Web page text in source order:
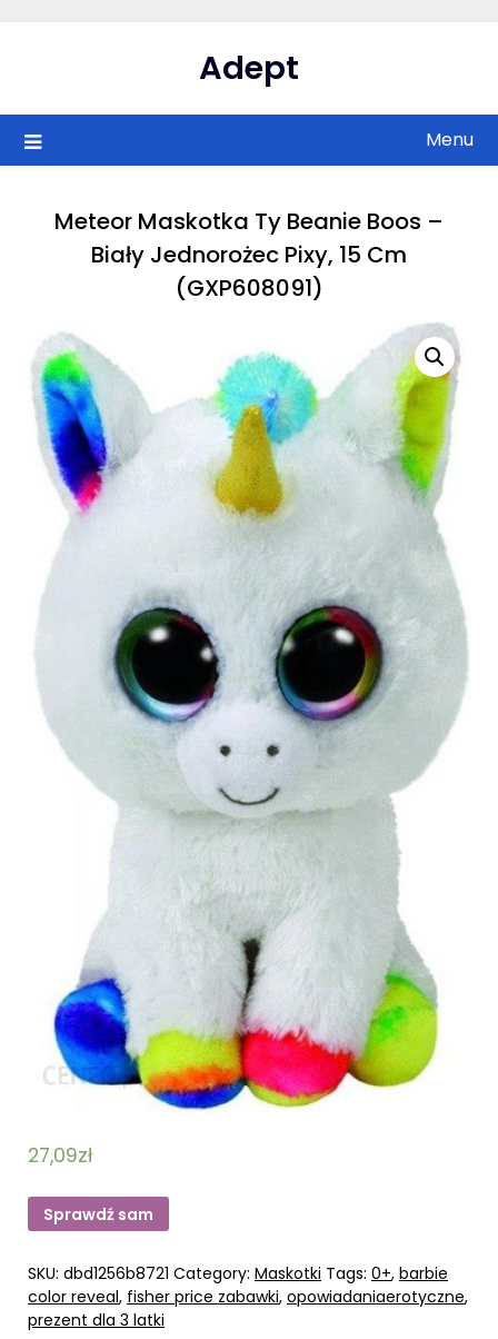
Adept
Menu
Meteor Maskotka Ty Beanie Boos –
Biały Jednorożec Pixy, 15 Cm
(GXP608091)
27,09zł
Sprawdź sam
SKU: dbd1256b8721 Category: Maskotki Tags: 0+, barbie
color reveal, fisher price zabawki, opowiadaniaerotyczne,
prezent dla 3 latki